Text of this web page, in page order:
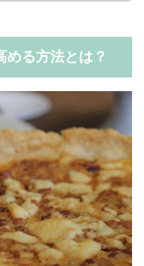
める方法とは？